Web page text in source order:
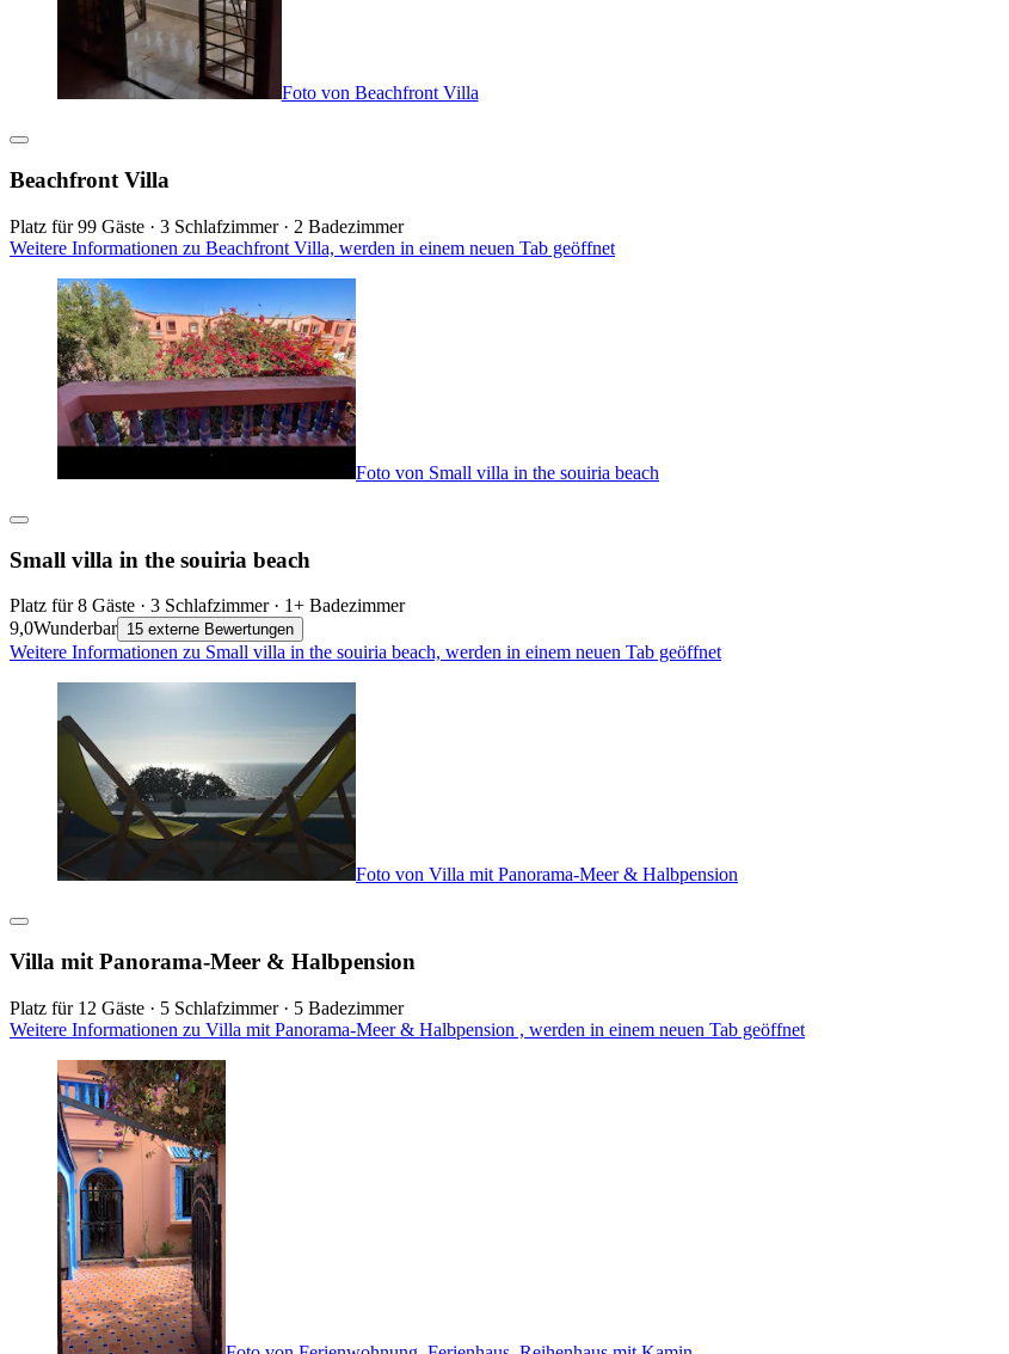
Foto von Beachfront Villa
Beachfront Villa
Platz für 99 Gäste · 3 Schlafzimmer · 2 Badezimmer
Weitere Informationen zu Beachfront Villa, werden in einem neuen Tab geöffnet
Foto von Small villa in the souiria beach
Small villa in the souiria beach
Platz für 8 Gäste · 3 Schlafzimmer · 1+ Badezimmer
9,0Wunderbar 15 externe Bewertungen
Weitere Informationen zu Small villa in the souiria beach, werden in einem neuen Tab geöffnet
Foto von Villa mit Panorama-Meer & Halbpension
Villa mit Panorama-Meer & Halbpension
Platz für 12 Gäste · 5 Schlafzimmer · 5 Badezimmer
Weitere Informationen zu Villa mit Panorama-Meer & Halbpension , werden in einem neuen Tab geöffnet